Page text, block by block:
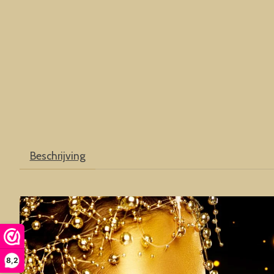
8,2
Beschrijving